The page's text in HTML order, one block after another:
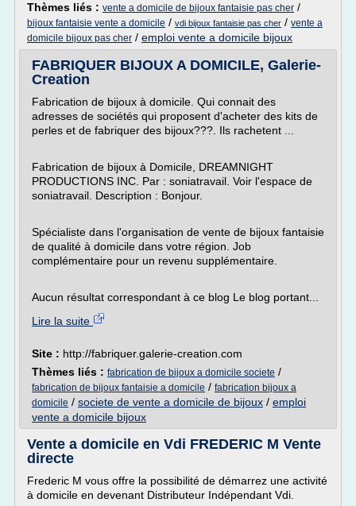
Thèmes liés : vente a domicile de bijoux fantaisie pas cher /
bijoux fantaisie vente a domicile / vdi bijoux fantaisie pas cher / vente a
domicile bijoux pas cher / emploi vente a domicile bijoux
FABRIQUER BIJOUX A DOMICILE, Galerie-
Creation
Fabrication de bijoux à domicile. Qui connait des
adresses de sociétés qui proposent d'acheter des kits de
perles et de fabriquer des bijoux???. Ils rachetent ...
Fabrication de bijoux à Domicile, DREAMNIGHT
PRODUCTIONS INC. Par : soniatravail. Voir l'espace de
soniatravail. Description : Bonjour.
Spécialiste dans l'organisation de vente de bijoux fantaisie
de qualité à domicile dans votre région. Job
complémentaire pour un revenu supplémentaire.
Aucun résultat correspondant à ce blog Le blog portant...
Lire la suite
Site : http://fabriquer.galerie-creation.com
Thèmes liés : fabrication de bijoux a domicile societe /
fabrication de bijoux fantaisie a domicile / fabrication bijoux a
domicile / societe de vente a domicile de bijoux / emploi
vente a domicile bijoux
Vente a domicile en Vdi FREDERIC M Vente
directe
Frederic M vous offre la possibilité de démarrez une activité
à domicile en devenant Distributeur Indépendant Vdi.